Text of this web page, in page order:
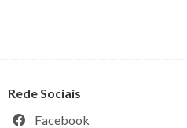
Rede Sociais
Facebook